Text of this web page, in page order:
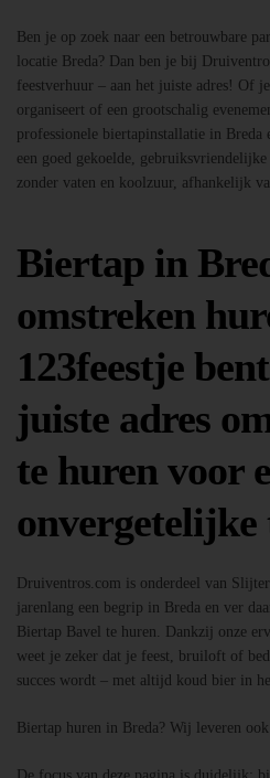
Ben je op zoek naar een betrouwbare
locatie Breda? Dan ben je bij
feestverhuur – aan het juiste adres! Of
organiseert of een grootschalig
professionele biertapinstallatie in
een goed gekoelde,
zonder vaten en koolzuur, afhankelijk
Biertap in
omstreken
123feestje
juiste adres
te huren voor
Druiventros.com is onderdeel van
jarenlang een begrip in Breda en ver
Biertap Bavel te huren. Dankzij onze
weet je zeker dat je feest, bruiloft of
succes wordt – met altijd koud bier in
Biertap huren in Breda? Wij leveren